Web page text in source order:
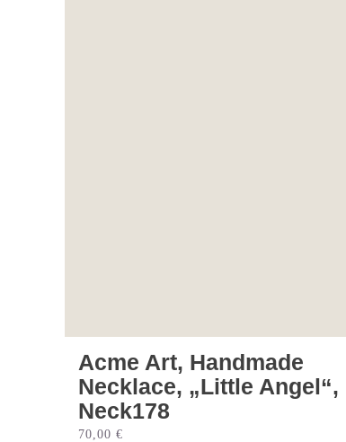
Acme Art, Handmade
Necklace, „Little Angel“,
Neck178
70,00 €